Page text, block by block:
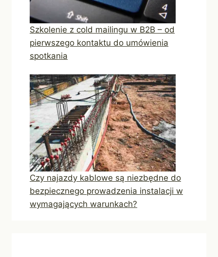
Szkolenie z cold mailingu w B2B – od
pierwszego kontaktu do umówienia
spotkania
Czy najazdy kablowe są niezbędne do
bezpiecznego prowadzenia instalacji w
wymagających warunkach?